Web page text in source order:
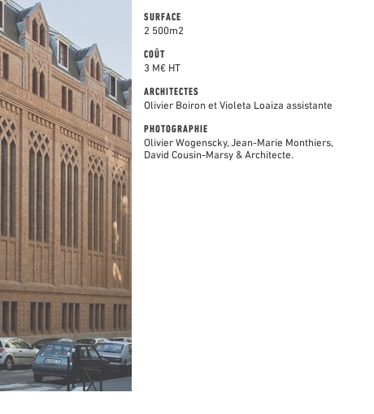
SURFACE
2 500m2
COÛT
3 M€ HT
ARCHITECTES
Olivier Boiron et Violeta Loaiza assistante
PHOTOGRAPHIE
Olivier Wogenscky, Jean-Marie Monthiers,
David Cousin-Marsy & Architecte.